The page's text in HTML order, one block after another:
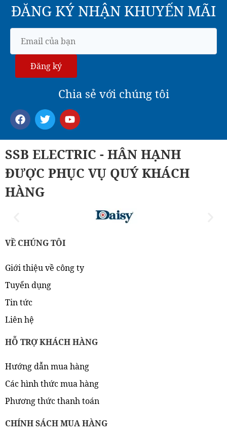
ĐĂNG KÝ NHẬN KHUYẾN MÃI
Đăng ký
Chia sẻ với chúng tôi
SSB ELECTRIC - HÂN HẠNH
ĐƯỢC PHỤC VỤ QUÝ KHÁCH
HÀNG
VỀ CHÚNG TÔI
Giới thiệu về công ty
Tuyển dụng
Tin tức
Liên hệ
HỖ TRỢ KHÁCH HÀNG
Hướng dẫn mua hàng
Các hình thức mua hàng
Phương thức thanh toán
CHÍNH SÁCH MUA HÀNG